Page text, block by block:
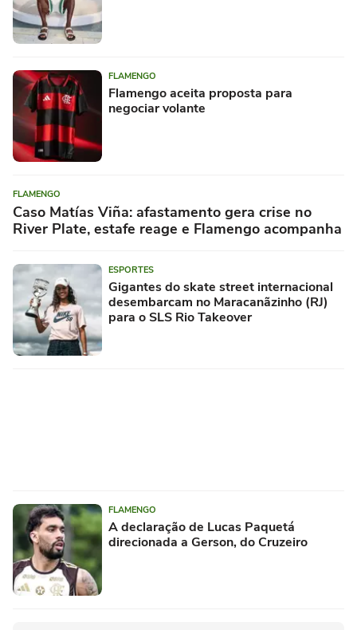
FLAMENGO
Flamengo aceita proposta para
negociar volante
FLAMENGO
Caso Matías Viña: afastamento gera crise no
River Plate, estafe reage e Flamengo acompanha
ESPORTES
Gigantes do skate street internacional
desembarcam no Maracanãzinho (RJ)
para o SLS Rio Takeover
FLAMENGO
A declaração de Lucas Paquetá
direcionada a Gerson, do Cruzeiro